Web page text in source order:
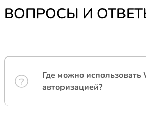
ВОПРОСЫ И
Где можно использовать
авторизацией?